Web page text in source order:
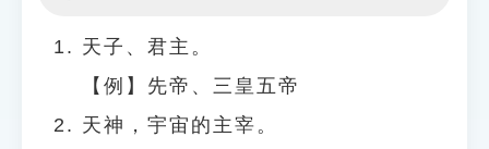
天子、君主。
【例】先帝、三皇五帝
天神，宇宙的主宰。